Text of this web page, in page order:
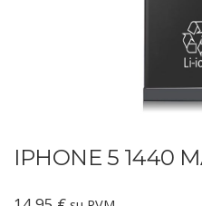
IPHONE 5 1440